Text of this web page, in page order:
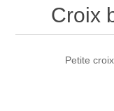
Croix
Petite